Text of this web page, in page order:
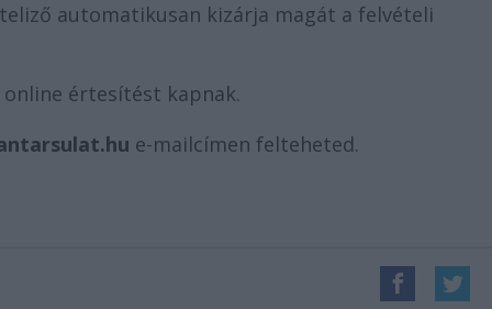
automatikusan kizárja magát a felvételi
értesítést kapnak.
e-mailcímen felteheted.